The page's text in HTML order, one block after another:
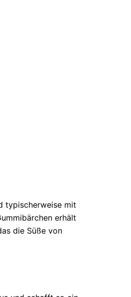
typischerweise mit
erhält
die Süße von